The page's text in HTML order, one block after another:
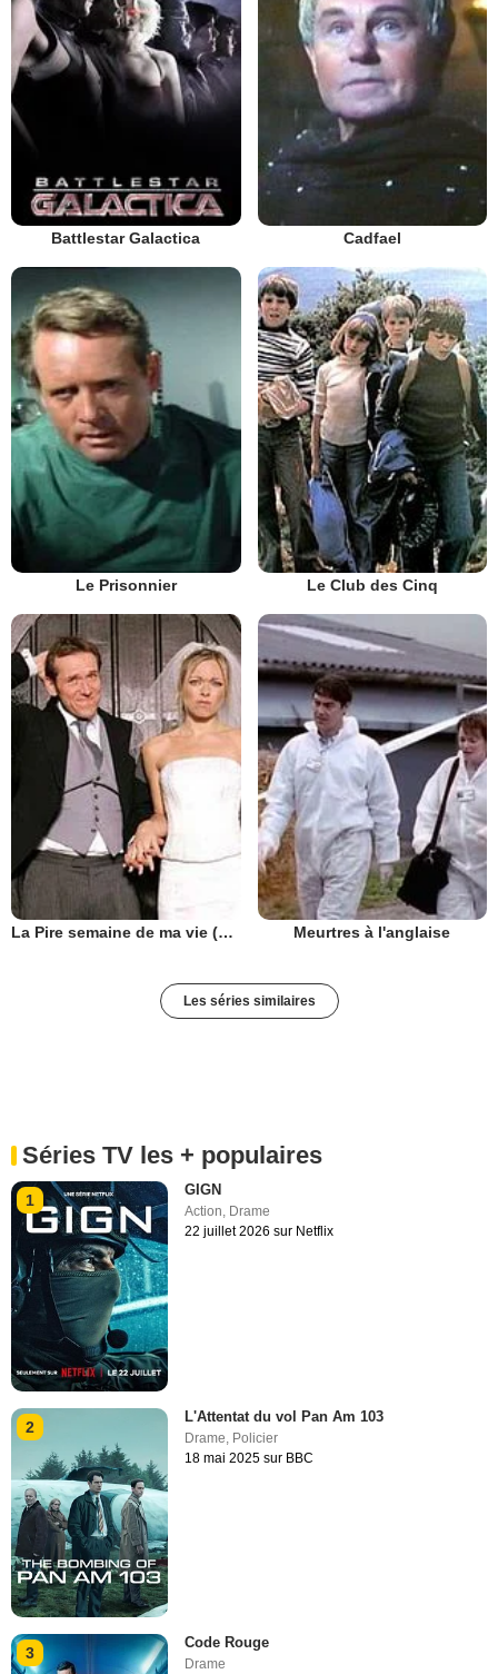
Battlestar Galactica Cadfael
Le Prisonnier Le Club des Cinq
La Pire semaine de ma vie (UK) Meurtres à l'anglaise
Les séries similaires
Séries TV les + populaires
1
GIGN
Action, Drame
22 juillet 2026 sur Netflix
2
L'Attentat du vol Pan Am 103
Drame Policier
18 mai 2025 sur BBC
3
Code Rouge
Drame